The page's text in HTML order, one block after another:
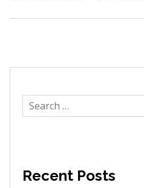
Search
for:
Recent Posts